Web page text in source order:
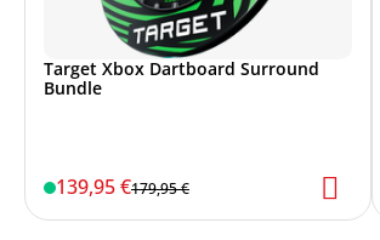
Target Xbox Dartboard Surround
Bundle
139,95 €179,95 €